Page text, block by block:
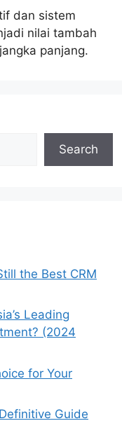
dan sistem
nilai tambah
panjang.
Search
the Best CRM
Leading
(2024
for Your
Guide